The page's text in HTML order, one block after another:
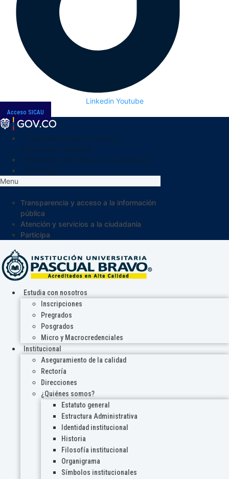
Linkedin Youtube
Acceso SICAU
Menu
Transparencia y acceso a la información
pública
Atención y servicios a la ciudadanía
Participa
Estudia con nosotros
Inscripciones
Pregrados
Posgrados
Micro y Macrocredenciales
Institucional
Aseguramiento de la calidad
Rectoría
Direcciones
¿Quiénes somos?
Estatuto general
Estructura Administrativa
Identidad institucional
Historia
Filosofía institucional
Organigrama
Símbolos institucionales